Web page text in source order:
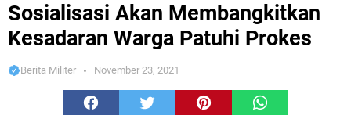
Sosialisasi Akan Membangkitkan
Kesadaran Warga Patuhi Prokes
Berita Militer November 23, 2021